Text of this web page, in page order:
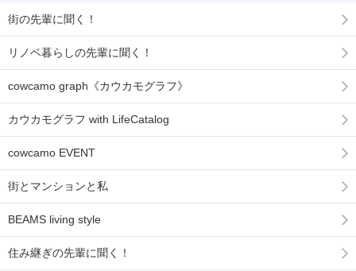
街の先輩に聞く！
リノベ暮らしの先輩に聞く！
cowcamo graph《カウカモグラフ》
カウカモグラフ with LifeCatalog
cowcamo EVENT
街とマンションと私
BEAMS living style
住み継ぎの先輩に聞く！